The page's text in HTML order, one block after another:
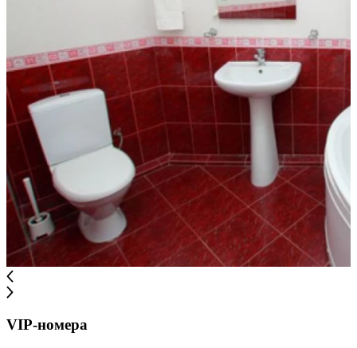
VIP-номера